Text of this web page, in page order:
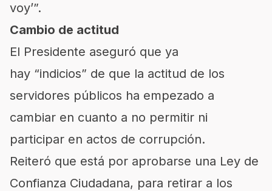
voy’”.
Cambio de actitud
El Presidente aseguró que ya
hay
indicios
de que la actitud de los
servidores públicos ha empezado a
cambiar en cuanto a no permitir ni
participar en actos de corrupción.
Reiteró que está por aprobarse una Ley de
Confianza Ciudadana, para retirar a los